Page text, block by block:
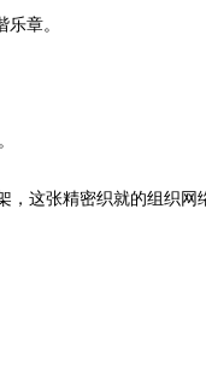
章。
张精密织就的组织网